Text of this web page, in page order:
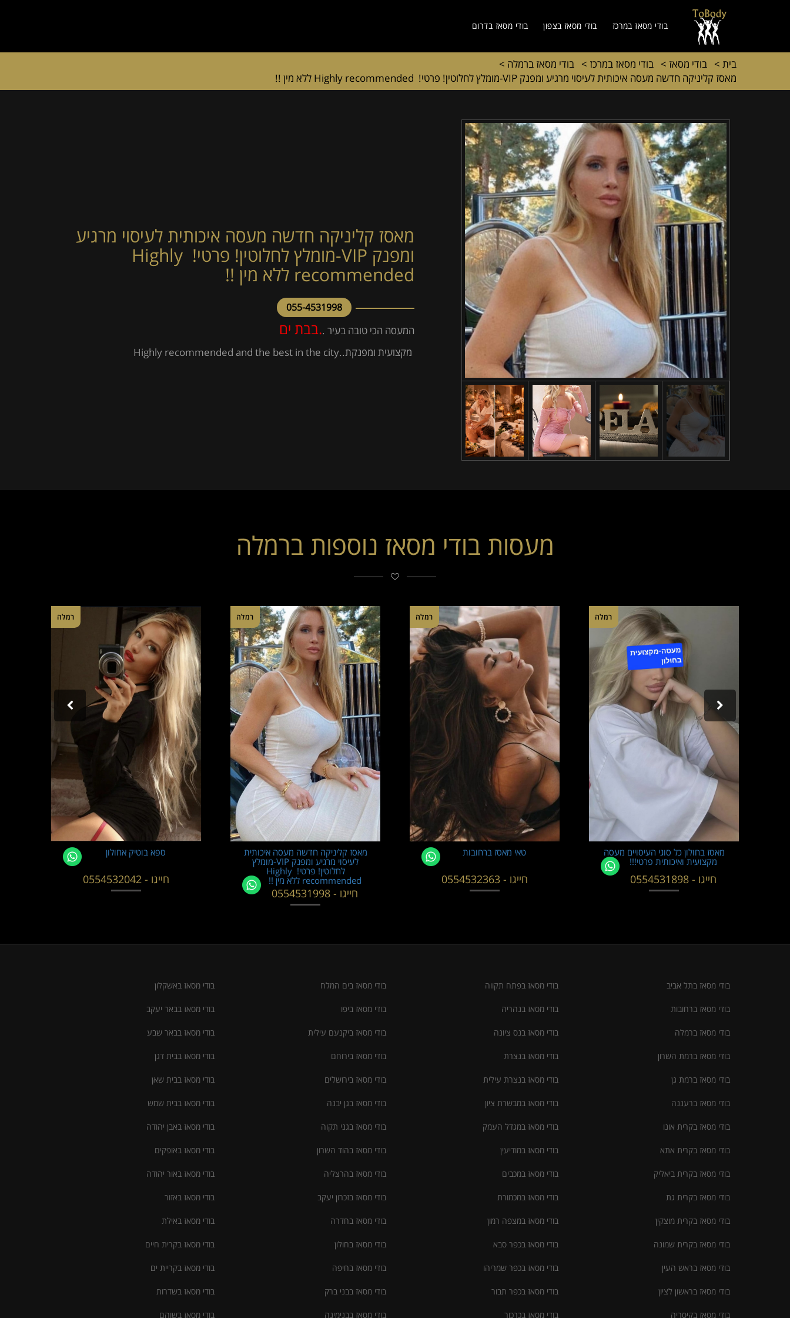
בודי מסאז במרכז בודי מסאז בצפון בודי מסאז בדרום
בית > בודי מסאז > בודי מסאז במרכז > בודי מסאז ברמלה >
מאסז קליניקה חדשה מעסה איכותית לעיסוי מרגיע ומפנק VIP-מומלץ לחלוטין! פרטי! ​​​​​​ Highly recommended ללא מין !!
מאסז קליניקה חדשה מעסה איכותית לעיסוי מרגיע
ומפנק VIP-מומלץ לחלוטין! פרטי! ​​​​​​ Highly
recommended ללא מין !!
055-4531998
המעסה הכי טובה בעיר ..בבת ים
מקצועית ומפנקת..Highly recommended and the best in the city
מעסות בודי מסאז נוספות ברמלה
רמלה
מאסז בחולון כל סוגי העיסויים מעסה
מקצועית ואיכותית פרטי!!!
חייגו - 0554531898
רמלה
טאי מאסז ברחובות
חייגו - 0554532363
רמלה
מאסז קליניקה חדשה מעסה איכותית
לעיסוי מרגיע ומפנק VIP-מומלץ
לחלוטין! פרטי! ​​​​​​ Highly
recommended ללא מין !!
חייגו - 0554531998
רמלה
ספא בוטיק אחולון
חייגו - 0554532042
בודי מסאז בתל אביב
בודי מסאז ברחובות
בודי מסאז ברמלה
בודי מסאז ברמת השרון
בודי מסאז ברמת גן
בודי מסאז ברעננה
בודי מסאז בקרית אונו
בודי מסאז בקרית אתא
בודי מסאז בקרית ביאליק
בודי מסאז בקרית גת
בודי מסאז בקרית מוצקין
בודי מסאז בקרית שמונה
בודי מסאז בראש העין
בודי מסאז בראשון לציון
בודי מסאז בקיסריה
בודי מסאז בפתח תקווה
בודי מסאז בנהריה
בודי מסאז בנס ציונה
בודי מסאז בנצרת
בודי מסאז בנצרת עילית
בודי מסאז במבשרת ציון
בודי מסאז במגדל העמק
בודי מסאז במודיעין
בודי מסאז במכבים
בודי מסאז במכמורת
בודי מסאז במצפה רמון
בודי מסאז בכפר סבא
בודי מסאז בכפר שמריהו
בודי מסאז בכפר תבור
בודי מסאז בכרכור
בודי מסאז בים המלח
בודי מסאז ביפו
בודי מסאז ביקנעם עילית
בודי מסאז בירוחם
בודי מסאז בירושלים
בודי מסאז בגן יבנה
בודי מסאז בגני תקוה
בודי מסאז בהוד השרון
בודי מסאז בהרצליה
בודי מסאז בזכרון יעקב
בודי מסאז בחדרה
בודי מסאז בחולון
בודי מסאז בחיפה
בודי מסאז בבני ברק
בודי מסאז בבנימינה
בודי מסאז באשקלון
בודי מסאז בבאר יעקב
בודי מסאז בבאר שבע
בודי מסאז בבית דגן
בודי מסאז בבית שאן
בודי מסאז בבית שמש
בודי מסאז באבן יהודה
בודי מסאז באופקים
בודי מסאז באור יהודה
בודי מסאז באזור
בודי מסאז באילת
בודי מסאז בקרית חיים
בודי מסאז בקריית ים
בודי מסאז בשדרות
בודי מסאז בשוהם